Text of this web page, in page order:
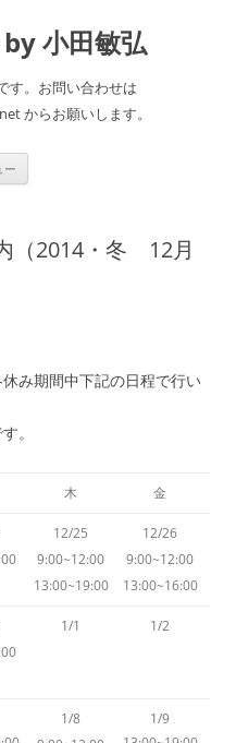
小田敏弘
す。お問い合わせは
からお願いします。
ー
ス
キ
（2014・冬 12月
み期間中下記の日程で行い
。
木 金
12/25
9:00~12:00
13:00~19:00
12/26
9:00~12:00
13:00~16:00
1/1 1/2
1/8
1/9